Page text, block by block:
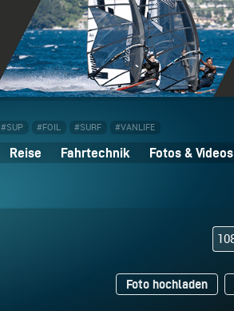
#SUP #FOIL #SURF #VANLIFE
Reise Fahrtechnik Fotos & Videos
Foto hochladen